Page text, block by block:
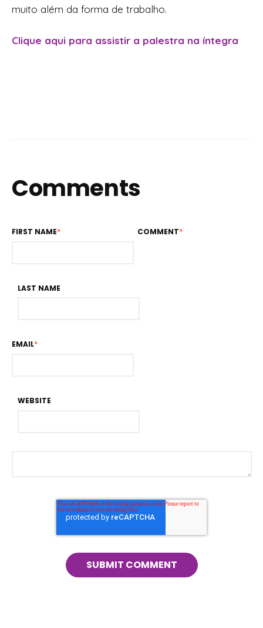
muito além da forma de trabalho.
Clique aqui para assistir a palestra na íntegra
Comments
FIRST NAME*
LAST NAME
EMAIL*
WEBSITE
COMMENT*